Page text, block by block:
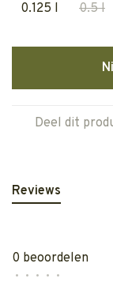
0.125 l 0.5 l
Deel dit
Reviews
0 beoordelen
• • • • •